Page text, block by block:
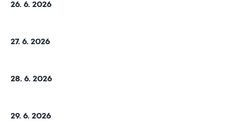
26. 6. 2026
27. 6. 2026
28. 6. 2026
29. 6. 2026